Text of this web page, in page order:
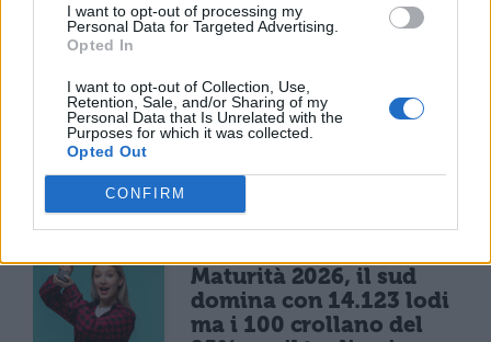
I want to opt-out of processing my
Personal Data for Targeted Advertising.
Opted In
I want to opt-out of Collection, Use,
Retention, Sale, and/or Sharing of my
Personal Data that Is Unrelated with the
Purposes for which it was collected.
Opted Out
CONFIRM
Tweet riguardo #caproni
TI POTREBBE INTERESSARE
Maturità 2026, il sud
domina con 14.123 lodi
ma i 100 crollano del